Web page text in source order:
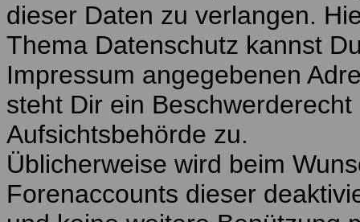
dieser Daten zu verlangen.
Thema Datenschutz kannst
Impressum angegebenen
steht Dir ein
Aufsichtsbehörde zu.
Üblicherweise wird beim
Forenaccounts dieser